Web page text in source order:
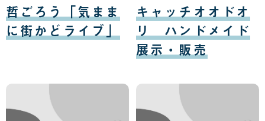
哲ごろう「気まま
に街かどライブ」
月
10
日
キャッチオオドオ
リ ハンドメイド
展示・販売
月
11
日